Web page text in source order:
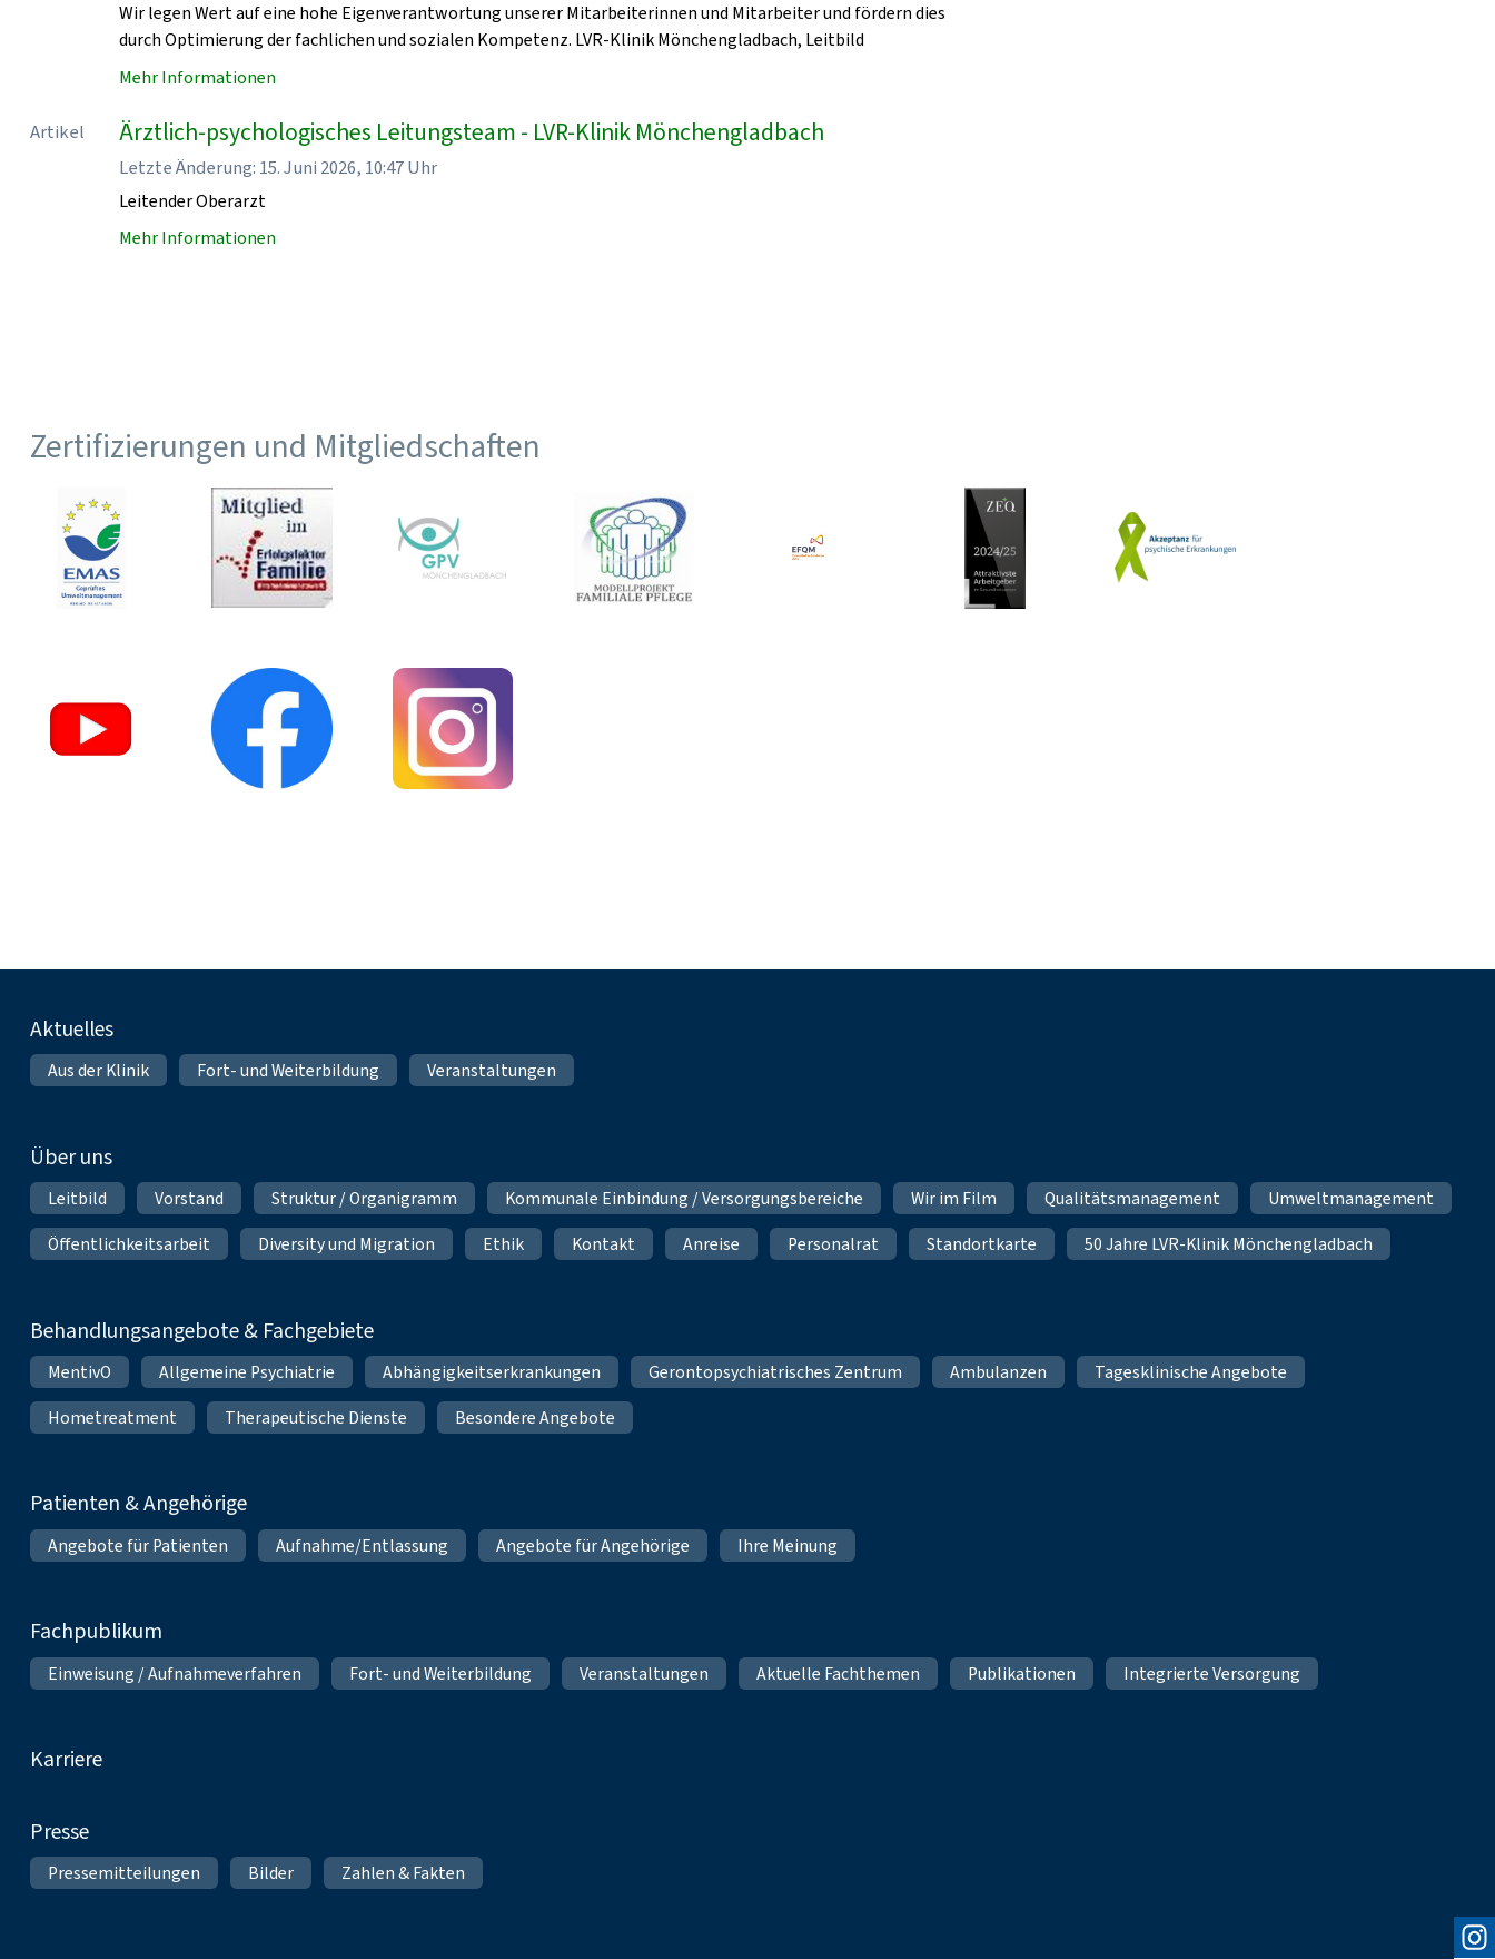
Wir legen Wert auf eine hohe Eigenverantwortung unserer Mitarbeiterinnen und Mitarbeiter und fördern dies
durch Optimierung der fachlichen und sozialen Kompetenz. LVR-Klinik Mönchengladbach, Leitbild
Mehr Informationen
Artikel Ärztlich-psychologisches Leitungsteam - LVR-Klinik Mönchengladbach
Letzte Änderung: 15. Juni 2026, 10:47 Uhr
Leitender Oberarzt
Mehr Informationen
Zertifizierungen und Mitgliedschaften
Fußnavigation
Aktuelles
Aus der Klinik Fort- und Weiterbildung Veranstaltungen
Über uns
Leitbild Vorstand Struktur / Organigramm Kommunale Einbindung / Versorgungsbereiche Wir im Film Qualitätsmanagement
Umweltmanagement
Öffentlichkeitsarbeit
Diversity und Migration Ethik Kontakt Anreise Personalrat Standortkarte 50 Jahre LVR-Klinik Mönchengladbach
Behandlungsangebote & Fachgebiete
MentivO Allgemeine Psychiatrie Abhängigkeitserkrankungen Gerontopsychiatrisches Zentrum Ambulanzen
Tagesklinische Angebote
Hometreatment
Therapeutische Dienste Besondere Angebote
Patienten & Angehörige
Angebote für Patienten Aufnahme/Entlassung Angebote für Angehörige Ihre Meinung
Fachpublikum
Einweisung / Aufnahmeverfahren Fort- und Weiterbildung Veranstaltungen Aktuelle Fachthemen Publikationen Integrierte Versorgung
Karriere
Presse
Pressemitteilungen Bilder Zahlen & Fakten